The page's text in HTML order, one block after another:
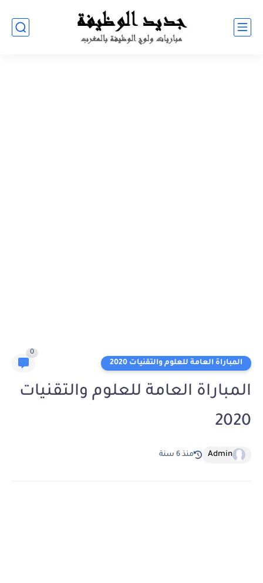
المباراة العامة للعلوم والتقنيات 2020
0
المباراة العامة للعلوم والتقنيات
2020
Admin منذ 6 سنة